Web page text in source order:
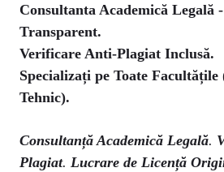
Consultanta Academică Legală
Transparent.
Verificare Anti-Plagiat Inclusă.
Specializați pe Toate
Tehnic).
Consultanță Academică Legală.
Plagiat. Lucrare de Licență